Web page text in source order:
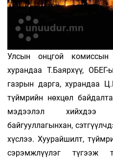
Улсын онцгой
хурандаа Т.Баярхүү,
газрын дарга, хурандаа
түймрийн нөхцөл
мэдээлэл хийхдээ
байгууллагынхан,
хүслээ. Хуурайшилт,
сэрэмжлүүлэг түгээж